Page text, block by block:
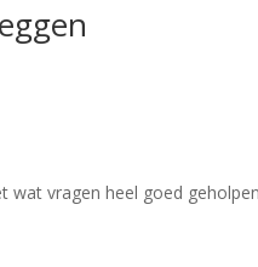
wat vragen heel goed